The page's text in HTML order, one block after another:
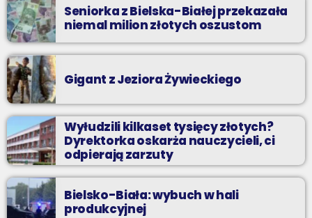
Seniorka z Bielska-Białej przekazała
niemal milion złotych oszustom
Gigant z Jeziora Żywieckiego
Wyłudzili kilkaset tysięcy złotych?
Dyrektorka oskarża nauczycieli, ci
odpierają zarzuty
Bielsko-Biała: wybuch w hali
produkcyjnej